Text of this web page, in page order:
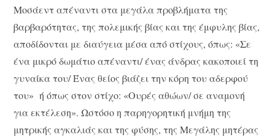
Μοσάεντ απέναντι στα μεγάλα προβλήματα της
βαρβαρότητας, της πολεμικής βίας και της έμφυλης βίας,
αποδίδονται με διαύγεια μέσα από στίχους, όπως: «Σε
ένα μικρό δωμάτιο απέναντι/ ένας άνδρας κακοποιεί τη
γυναίκα του/ Ένας θείος βιάζει την κόρη του αδερφού
του» ή όπως στον στίχο: «Ουρές αθώων/ σε αναμονή
για εκτέλεση». Ωστόσο η παρηγορητική μνήμη της
μητρικής αγκαλιάς και της φύσης, της Μεγάλης μητέρας